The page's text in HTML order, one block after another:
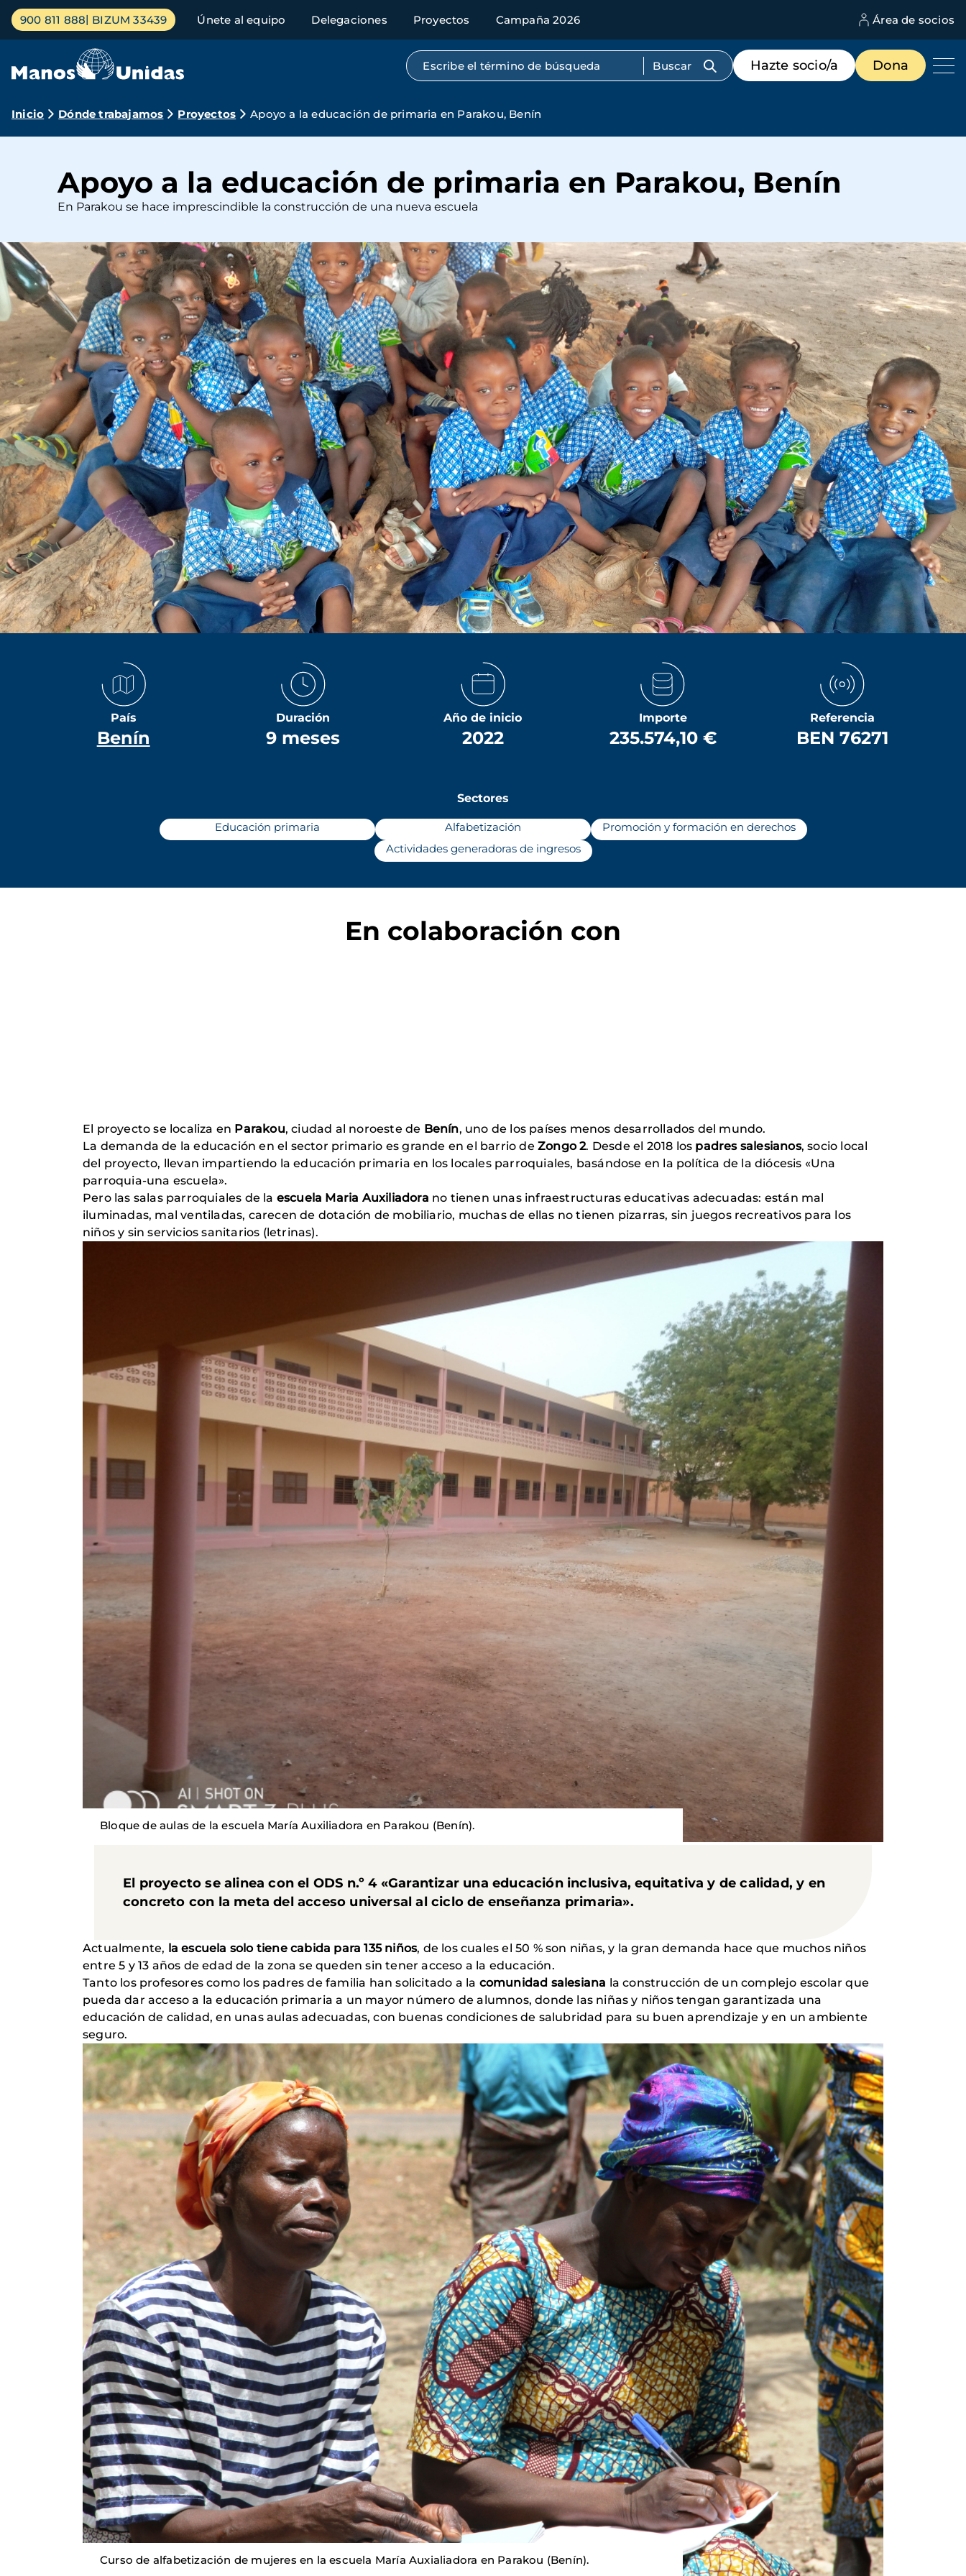
Pasar
contenido
Menú
principal
900 811 888 BIZUM 33439 Únete al equipo Delegaciones Proyectos Campaña 2026 Área de socios
Búsqueda por texto completo
Menú
de
destacados
Hazte socio/a Dona
Ruta
navegación
Inicio Dónde trabajamos Proyectos Apoyo a la educación de primaria en Parakou, Benín
Apoyo a la educación de primaria en Parakou, Benín
En Parakou se hace imprescindible la construcción de una nueva escuela
País
Benín
Duración
9 meses
Año de inicio
2022
Importe
235.574,10 €
Referencia
BEN 76271
Sectores
Educación primaria Alfabetización
Promoción y formación en derechos
Actividades generadoras de ingresos
En colaboración con
El proyecto se localiza en Parakou, ciudad al noroeste de Benín, uno de los países menos desarrollados del mundo.
La demanda de la educación en el sector primario es grande en el barrio de Zongo 2. Desde el 2018 los padres salesianos, socio local
del proyecto, llevan impartiendo la educación primaria en los locales parroquiales, basándose en la política de la diócesis «Una
parroquia-una escuela».
Pero las salas parroquiales de la escuela Maria Auxiliadora no tienen unas infraestructuras educativas adecuadas: están mal
iluminadas, mal ventiladas, carecen de dotación de mobiliario, muchas de ellas no tienen pizarras, sin juegos recreativos para los
niños y sin servicios sanitarios (letrinas).
Bloque de aulas de la escuela María Auxiliadora en Parakou (Benín).
El proyecto se alinea con el ODS n.º 4 «Garantizar una educación inclusiva, equitativa y de calidad, y en
concreto con la meta del acceso universal al ciclo de enseñanza primaria».
Actualmente, la escuela solo tiene cabida para 135 niños, de los cuales el 50 % son niñas, y la gran demanda hace que muchos niños
entre 5 y 13 años de edad de la zona se queden sin tener acceso a la educación.
Tanto los profesores como los padres de familia han solicitado a la comunidad salesiana la construcción de un complejo escolar que
pueda dar acceso a la educación primaria a un mayor número de alumnos, donde las niñas y niños tengan garantizada una
educación de calidad, en unas aulas adecuadas, con buenas condiciones de salubridad para su buen aprendizaje y en un ambiente
seguro.
Curso de alfabetización de mujeres en la escuela María Auxialiadora en Parakou (Benín).